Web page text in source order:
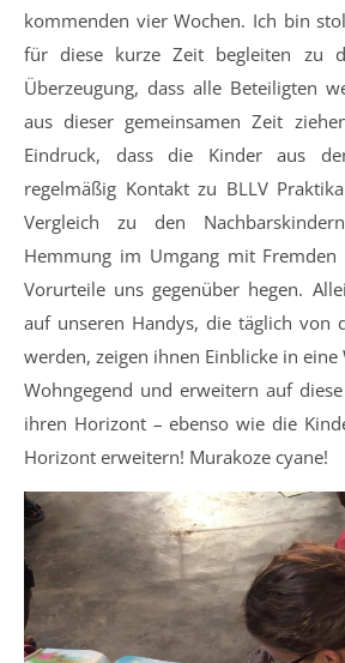
kommenden vier Wochen. Ich bin
für diese kurze Zeit begleiten zu
Überzeugung, dass alle Beteiligten
aus dieser gemeinsamen Zeit
Eindruck, dass die Kinder aus
regelmäßig Kontakt zu BLLV
Vergleich zu den
Hemmung im Umgang mit
Vorurteile uns gegenüber hegen.
auf unseren Handys, die täglich von
werden, zeigen ihnen Einblicke in
Wohngegend und erweitern auf
ihren Horizont – ebenso wie die
Horizont erweitern! Murakoze cyane!